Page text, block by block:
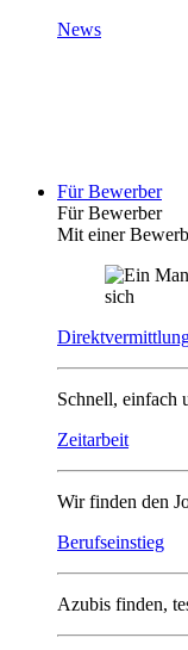
News
Für Bewerber
Für Bewerber
Mit einer
Schnell, einfach
Zeitarbeit
Wir finden den
Berufseinstieg
Azubis finden,